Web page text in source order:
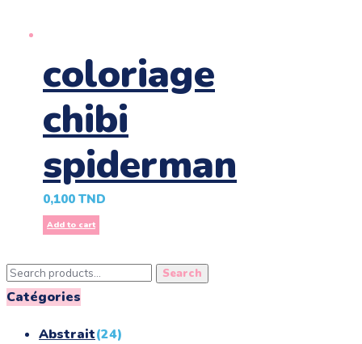
coloriage
chibi
spiderman
0,100 TND
Add to cart
Search
for:
Search
Catégories
Abstrait(24)